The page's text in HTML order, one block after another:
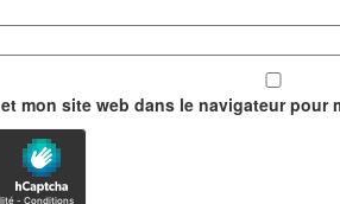
mon site web dans le navigateur pour